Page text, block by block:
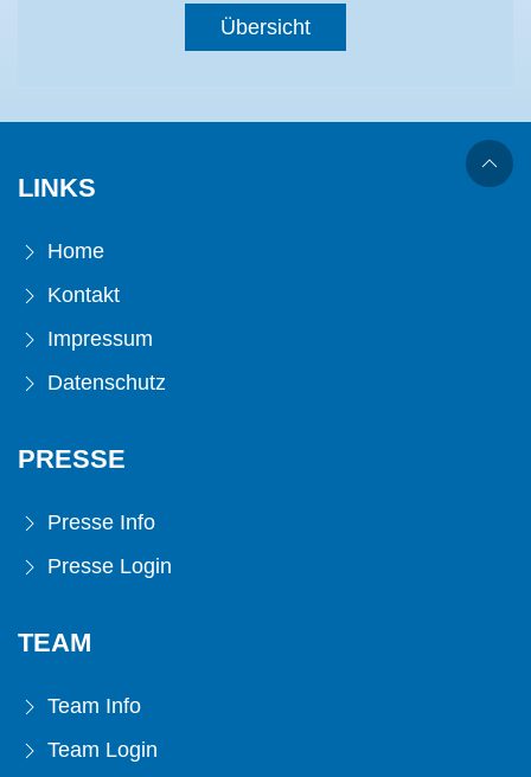
Übersicht
LINKS
Home
Kontakt
Impressum
Datenschutz
PRESSE
Presse Info
Presse Login
TEAM
Team Info
Team Login